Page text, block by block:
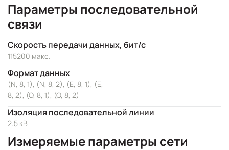
Параметры последовательной
связи
Скорость передачи данных, бит/с
115200 макс.
Формат данных
(N, 8, 1), (N, 8, 2), (E, 8, 1), (E,
8, 2), (O, 8, 1), (O, 8, 2)
Изоляция последовательной линии
2.5 кВ
Измеряемые параметры сети